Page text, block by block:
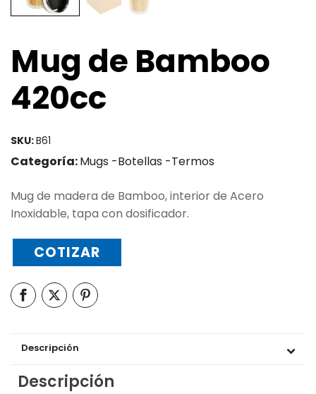
Mug de Bamboo
420cc
SKU:B61
Categoría:Mugs -Botellas -Termos
Mug de madera de Bamboo, interior de Acero
Inoxidable, tapa con dosificador.
COTIZAR
Descripción
Descripción